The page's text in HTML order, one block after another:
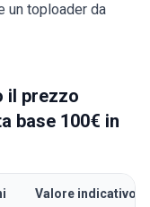
un toploader da
il prezzo
base 100€ in
Valore indicativo